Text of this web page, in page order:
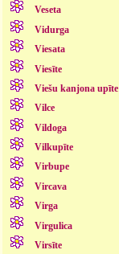
Veseta
Vidurga
Viesata
Viesīte
Viešu kanjona upīte
Vilce
Vildoga
Vilkupīte
Virbupe
Vircava
Virga
Virgulica
Virsīte